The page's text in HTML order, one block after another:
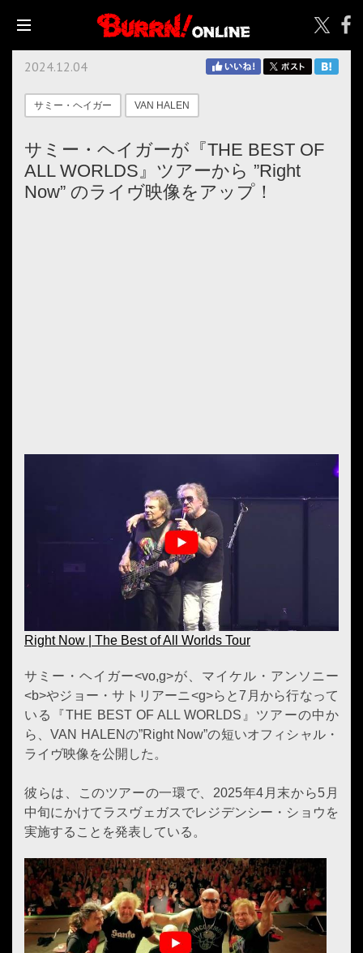
2024.12.04
サミー・ヘイガー VAN HALEN
サミー・ヘイガーが『THE BEST OF
ALL WORLDS』ツアーから ”Right
Now” のライヴ映像をアップ！
Right Now | The Best of All Worlds Tour
サミー・ヘイガー<vo,g>が、マイケル・アンソニー
<b>やジョー・サトリアーニ<g>らと7月から行なって
いる『THE BEST OF ALL WORLDS』ツアーの中か
ら、VAN HALENの”Right Now”の短いオフィシャル・
ライヴ映像を公開した。
彼らは、このツアーの一環で、2025年4月末から5月
中旬にかけてラスヴェガスでレジデンシー・ショウを
実施することを発表している。